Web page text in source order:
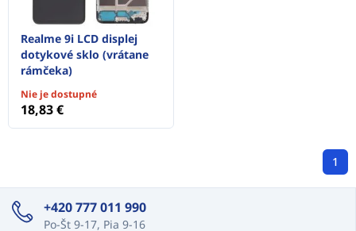
Realme 9i LCD displej
dotykové sklo (vrátane
rámčeka)
Nie je dostupné
18,83 €
1
+420 777 011 990
Po-Št 9-17, Pia 9-16